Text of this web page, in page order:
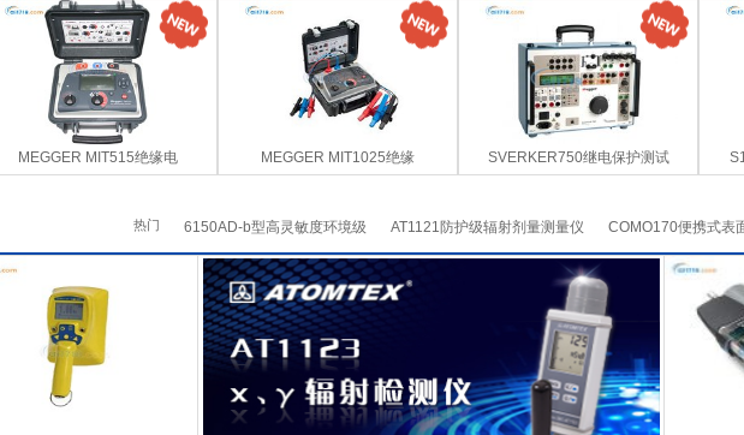
MEGGER MIT515绝缘电 MEGGER MIT1025绝缘 SVERKER750继电保护测试
COMO170便携式表
AT1121防护级辐射剂量测量仪
6150AD-b型高灵敏度环境级
热门